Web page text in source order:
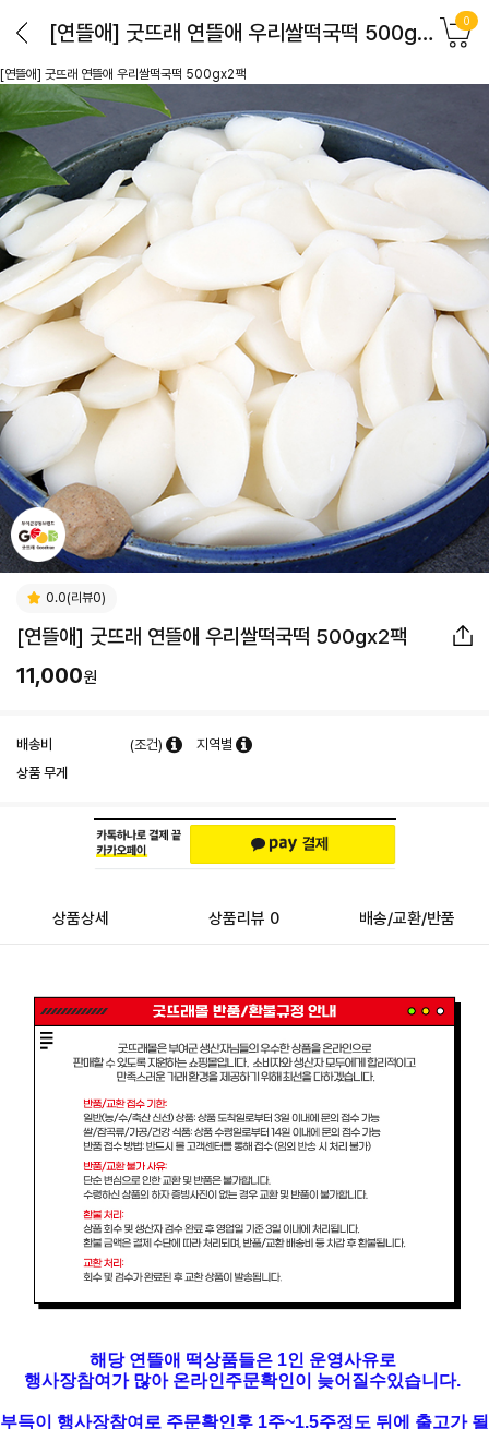
[연뜰애] 굿뜨래 연뜰애 우리쌀떡국떡 500gx2팩 0
[연뜰애] 굿뜨래 연뜰애 우리쌀떡국떡 500gx2팩
0.0(리뷰0)
[연뜰애] 굿뜨래 연뜰애 우리쌀떡국떡 500gx2팩
11,000원
배송비 (조건)
지역별
상품 무게
상품상세 상품리뷰 0 배송/교환/반품
해당 연뜰애 떡상품들은 1인 운영사유로
행사장참여가 많아 온라인주문확인이 늦어질수있습니다.
부득이 행사장참여로 주문확인후 1주~1.5주정도 뒤에 출고가 될